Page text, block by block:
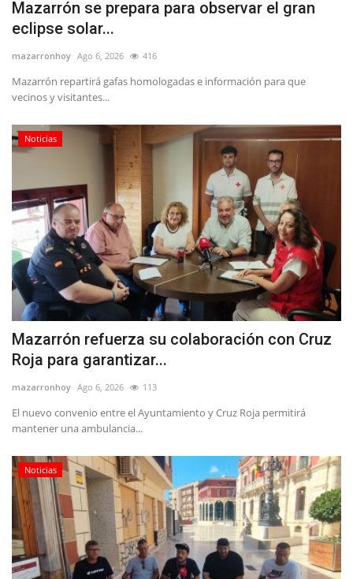
Mazarrón se prepara para observar el gran
eclipse solar...
mazarronhoy Ago 6, 2026 416
Mazarrón repartirá gafas homologadas e información para que
vecinos y visitantes...
Noticias
Mazarrón refuerza su colaboración con Cruz
Roja para garantizar...
mazarronhoy Ago 6, 2026 113
El nuevo convenio entre el Ayuntamiento y Cruz Roja permitirá
mantener una ambulancia...
Noticias